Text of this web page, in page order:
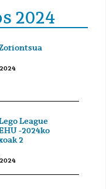
2024
League
-2024ko
2